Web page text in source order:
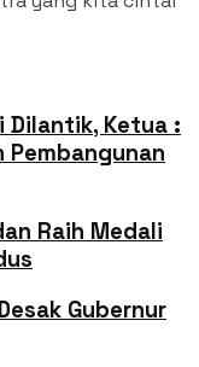
Dilantik, Ketua :
Pembangunan
Raih Medali
Gubernur